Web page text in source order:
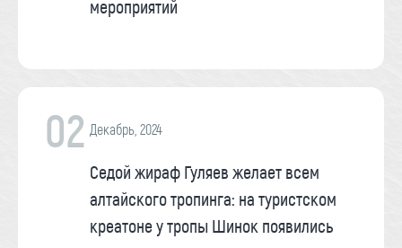
мероприятий
02 Декабрь, 2024
Седой жираф Гуляев желает всем
алтайского тропинга: на туристском
креатоне у тропы Шинок появились